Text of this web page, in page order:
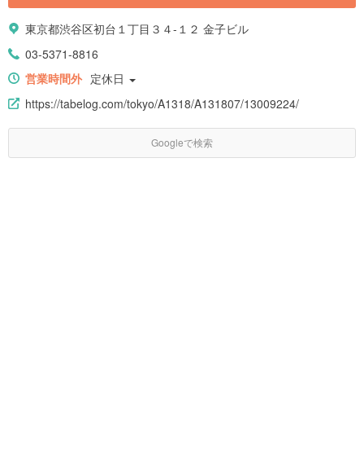
東京都渋谷区初台１丁目３４-１２ 金子ビル
03-5371-8816
営業時間外 定休日
https://tabelog.com/tokyo/A1318/A131807/13009224/
Googleで検索